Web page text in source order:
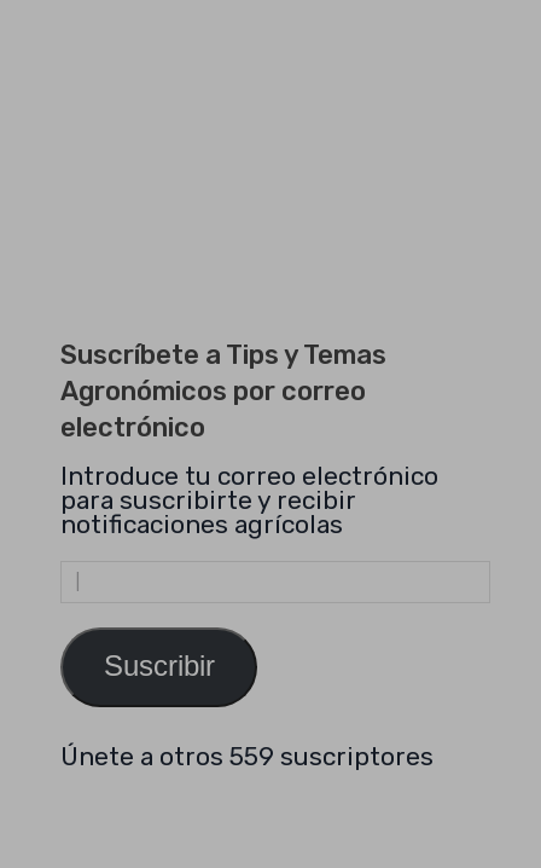
Suscríbete a Tips y Temas
Agronómicos por correo
electrónico
Introduce tu correo electrónico
para suscribirte y recibir
notificaciones agrícolas
Dirección
de
Suscribir
Únete a otros 559 suscriptores